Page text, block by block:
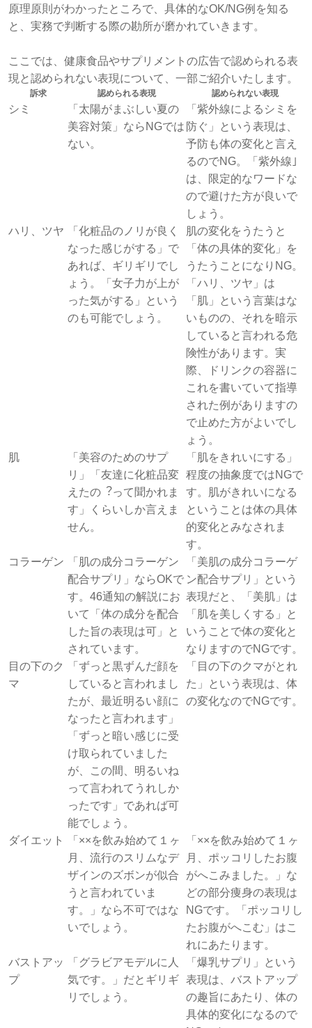
原理原則がわかったところで、具体的なOK/NG例を知る
と、実務で判断する際の勘所が磨かれていきます。
ここでは、健康食品やサプリメントの広告で認められる表
現と認められない表現について、一部ご紹介いたします。
訴求 認められる表現 認められない表現
シミ
「太陽がまぶしい夏の
美容対策」ならNGでは
ない。
「紫外線によるシミを
防ぐ」という表現は、
予防も体の変化と言え
るのでNG。「紫外線｣
は、限定的なワードな
ので避けた方が良いで
しょう。
ハリ、ツヤ
「化粧品のノリが良く
なった感じがする」で
あれば、ギリギリでし
ょう。「女子力が上が
った気がする」という
のも可能でしょう。
肌の変化をうたうと
「体の具体的変化」を
うたうことになりNG。
「ハリ、ツヤ」は
「肌」という言葉はな
いものの、それを暗示
していると言われる危
険性があります。実
際、ドリンクの容器に
これを書いていて指導
された例がありますの
で止めた方がよいでし
ょう。
肌
「美容のためのサプ
リ」「友達に化粧品変
えたの︖って聞かれま
す」くらいしか言えま
せん。
「肌をきれいにする」
程度の抽象度ではNGで
す。肌がきれいになる
ということは体の具体
的変化とみなされま
す。
コラーゲン
「肌の成分コラーゲン
配合サプリ」ならOKで
す。46通知の解説にお
いて「体の成分を配合
した旨の表現は可」と
されています。
「美肌の成分コラーゲ
ン配合サプリ」という
表現だと、「美肌」は
「肌を美しくする」と
いうことで体の変化と
なりますのでNGです。
目の下のク
マ
「ずっと黒ずんだ顔を
していると言われまし
たが、最近明るい顔に
なったと言われます」
「ずっと暗い感じに受
け取られていました
が、この間、明るいね
って言われてうれしか
ったです」であれば可
能でしょう。
「目の下のクマがとれ
た」という表現は、体
の変化なのでNGです。
ダイエット
「××を飲み始めて１ヶ
月、流行のスリムなデ
ザインのズボンが似合
うと言われていま
す。」なら不可ではな
いでしょう。
「××を飲み始めて１ヶ
月、ポッコリしたお腹
がへこみました。」な
どの部分痩身の表現は
NGです。「ポッコリし
たお腹がへこむ」はこ
れにあたります。
バストアッ
プ
「グラビアモデルに人
気です。」だとギリギ
リでしょう。
「爆乳サプリ」という
表現は、バストアップ
の趣旨にあたり、体の
具体的変化になるので